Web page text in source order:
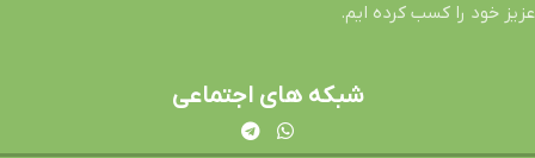
عزیز خود را کسب کرده ایم.
شبکه های اجتماعی